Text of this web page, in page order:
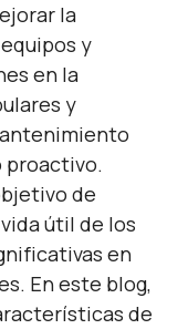
la
y
en la
y
de
útil de los
en
En este blog,
de